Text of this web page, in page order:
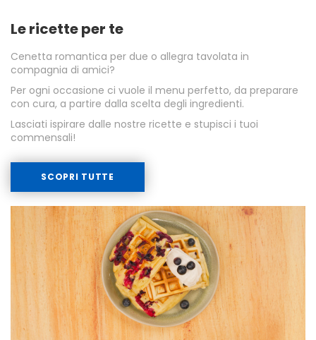
Le ricette per te
Cenetta romantica per due o allegra tavolata in
compagnia di amici?
Per ogni occasione ci vuole il menu perfetto, da preparare
con cura, a partire dalla scelta degli ingredienti.
Lasciati ispirare dalle nostre ricette e stupisci i tuoi
commensali!
SCOPRI TUTTE